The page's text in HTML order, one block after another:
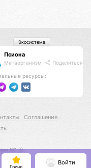
Псиона
Метаорганизм Поделиться
ресурсы:
Экосистема
Соглашение
КО 🕉️
Гринд
Войти